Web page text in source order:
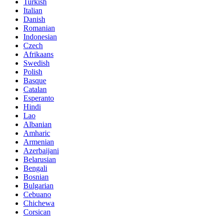
Italian
Danish
Romanian
Indonesian
Czech
Afrikaans
Swedish
Polish
Basque
Catalan
Esperanto
Hindi
Lao
Albanian
Amharic
Armenian
Azerbaijani
Belarusian
Bengali
Bosnian
Bulgarian
Cebuano
Chichewa
Corsican